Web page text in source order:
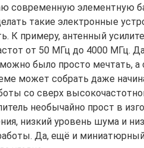
современную элементную
такие электронные
К примеру, антенный
от 50 МГц до 4000 МГц.
было просто мечтать, а
может собрать даже
со сверх
необычайно прост в
низкий уровень шума и
Да, ещё и миниатюрный